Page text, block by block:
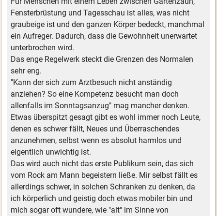
Fensterbrüstung und Tagesschau ist alles, was nicht
graubeige ist und den ganzen Körper bedeckt, manchmal
ein Aufreger. Dadurch, dass die Gewohnheit unerwartet
unterbrochen wird.
Das enge Regelwerk steckt die Grenzen des Normalen
sehr eng.
"Kann der sich zum Arztbesuch nicht anständig
anziehen? So eine Kompetenz besucht man doch
allenfalls im Sonntagsanzug" mag mancher denken.
Etwas überspitzt gesagt gibt es wohl immer noch Leute,
denen es schwer fällt, Neues und Überraschendes
anzunehmen, selbst wenn es absolut harmlos und
eigentlich unwichtig ist.
Das wird auch nicht das erste Publikum sein, das sich
vom Rock am Mann begeistern ließe. Mir selbst fällt es
allerdings schwer, in solchen Schranken zu denken, da
ich körperlich und geistig doch etwas mobiler bin und
mich sogar oft wundere, wie "alt" im Sinne von